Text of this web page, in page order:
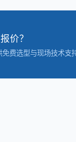
价？
费选型与现场技术支